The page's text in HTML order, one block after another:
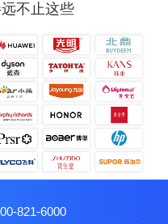
不止这些
821-6000